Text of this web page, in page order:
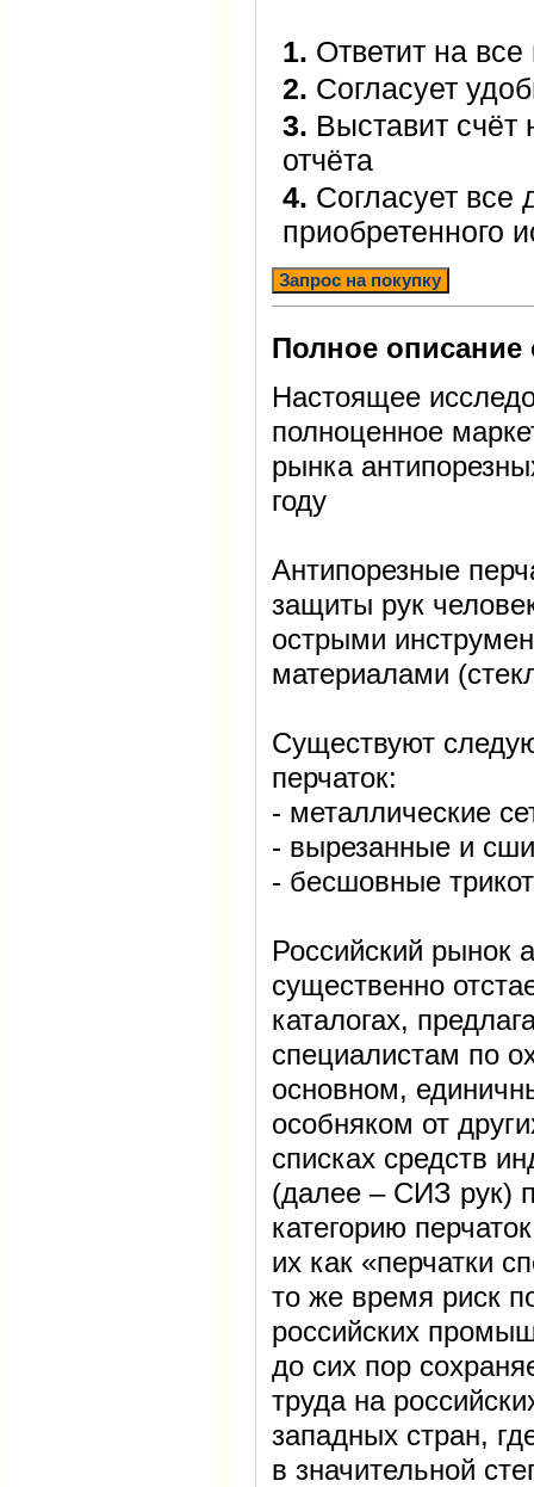
1. Ответит на
2. Согласует
3. Выставит счёт
отчёта
4. Согласует все
приобретенного
Запрос на покупку
Полное описание
Настоящее
полноценное
рынка
году
Антипорезные
защиты рук
острыми
материалами
Существуют
перчаток:
- металлические
- вырезанные и
- бесшовные
Российский рынок
существенно
каталогах,
специалистам по
основном,
особняком от
списках средств
(далее – СИЗ рук)
категорию
их как «перчатки
то же время риск
российских
до сих пор
труда на
западных стран,
в значительной